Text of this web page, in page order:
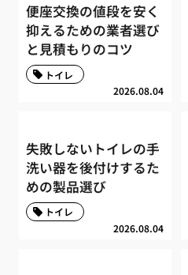
便座交換の値段を安く
抑えるための業者選び
と見積もりのコツ
2026.08.04
トイレ
失敗しないトイレの手
洗い器を後付けするた
めの製品選び
2026.08.04
トイレ